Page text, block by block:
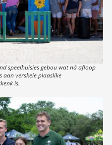
speelhuisies gebou wat ná afloop
aan verskeie plaaslike
is.